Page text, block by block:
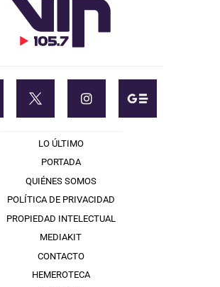
LO ÚLTIMO
PORTADA
QUIÉNES SOMOS
POLÍTICA DE PRIVACIDAD
PROPIEDAD INTELECTUAL
MEDIAKIT
CONTACTO
HEMEROTECA